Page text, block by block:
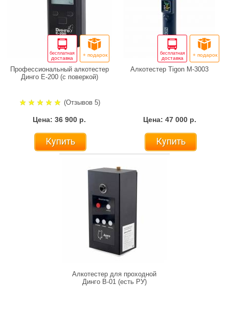
бесплатная
доставка
+ подарок
Профессиональный алкотестер
Динго Е-200 (с поверкой)
(Отзывов 5)
Цена: 36 900 р.
Купить
бесплатная
доставка
+ подарок
Алкотестер Tigon M-3003
Цена: 47 000 р.
Купить
Алкотестер для проходной
Динго В-01 (есть РУ)